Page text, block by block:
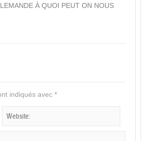
À QUOI PEUT ON NOUS
indiqués avec *